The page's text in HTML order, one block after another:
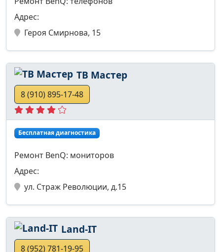
Адрес:
Героя Смирнова, 15
ТВ Мастер
8 (910) 895-17-48
Бесплатная диагностика
Ремонт BenQ: мониторов
Адрес:
ул. Страж Революции, д.15
Land-IT
8 (952) 781-19-95